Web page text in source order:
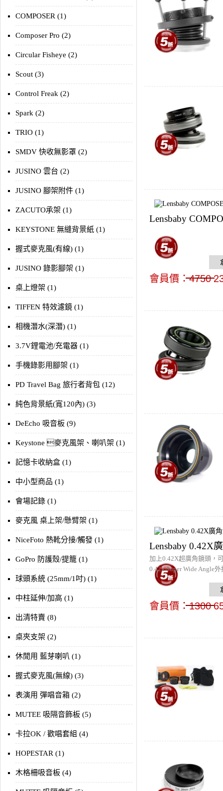
COMPOSER (1)
Composer Pro (2)
Circular Fisheye (2)
Scout (3)
Control Freak (2)
Spark (2)
TRIO (1)
SMDV 快收無影罩 (2)
JUSINO 雲台 (2)
JUSINO 腳架附件 (1)
ZACUTO承架 (1)
KEYSTONE 無縫背景紙 (1)
握式麥克風(有線) (1)
JUSINO 錄影腳架 (1)
桌上燈架 (1)
TIFFEN 特效濾鏡 (1)
相機潛水(深潛) (1)
3.7V鋰電池/充電器 (1)
手機錄影用腳架 (1)
PD Travel Bag 旅行者背包 (12)
純色背景紙(寬120內) (3)
DeEcho 吸音板 (9)
Keystone 麥克風架、喇叭架 (1)
記憶卡收納盒 (1)
中小型商品 (1)
會場記錄 (1)
麥克風 桌上架/懸臂架 (1)
NiceFoto 熱靴分接/觸發 (1)
GoPro 防護殼/提籠 (1)
球頭系統 (25mm/1吋) (1)
中柱延伸/加高 (1)
出清特賣 (8)
桌夾支架 (2)
休閒用 藍芽喇叭 (1)
握式麥克風(無線) (3)
表演用 彈唱音箱 (2)
MUTEE 吸隔音飾板 (5)
卡拉OK / 歡唱套組 (4)
HOPESTAR (1)
木格柵吸音板 (4)
Lensbaby
會員價：4750
Lensbaby 0.42X
加上0.42X超廣角鏡頭，
0.42x Super Wide Angle
會員價：1300